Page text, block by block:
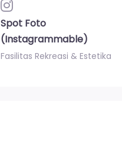
Spot Foto
(Instagrammable)
Fasilitas Rekreasi & Estetika